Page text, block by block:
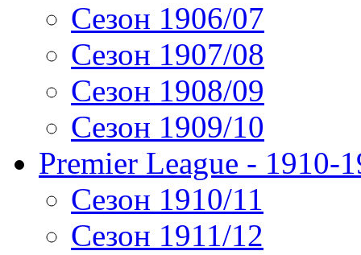
Сезон 1906/07
Сезон 1907/08
Сезон 1908/09
Сезон 1909/10
Premier League - 1910-
Сезон 1910/11
Сезон 1911/12